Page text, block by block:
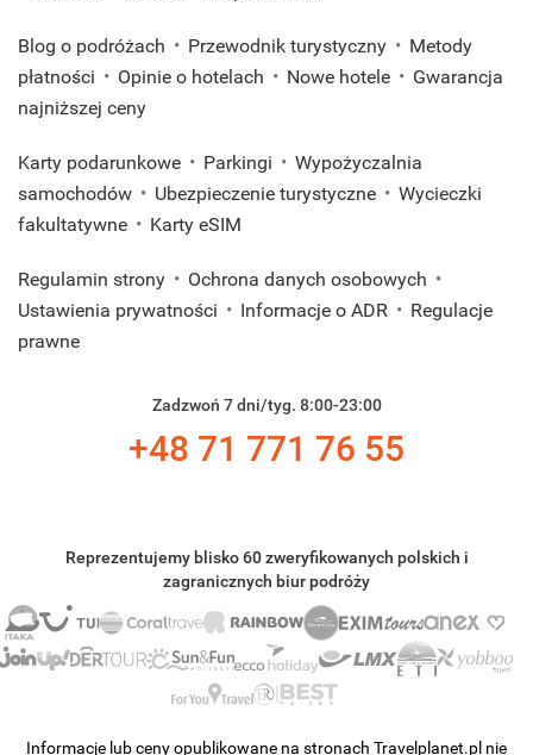
Blog o podróżach Przewodnik turystyczny
Metody
płatności
Opinie o hotelach Nowe hotele
Gwarancja
najniższej ceny
Karty podarunkowe Parkingi
Wypożyczalnia
samochodów
Ubezpieczenie turystyczne
Wycieczki
fakultatywne
Karty eSIM
Regulamin strony
Ochrona danych osobowych
Ustawienia prywatności
Informacje o ADR
Regulacje
prawne
Zadzwoń 7 dni/tyg. 8:00-23:00
+48 71 771 76 55
Reprezentujemy blisko 60 zweryfikowanych polskich i
zagranicznych biur podróży
Informacje lub ceny opublikowane na stronach Travelplanet.pl nie